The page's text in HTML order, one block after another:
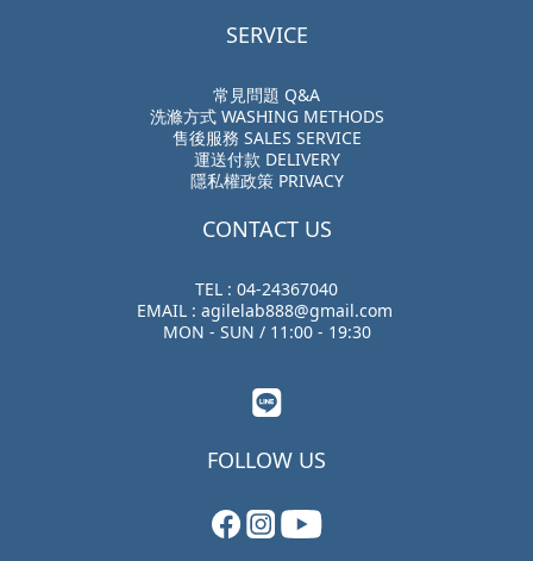
SERVICE
常見問題 Q&A
洗滌方式 WASHING METHODS
售後服務 SALES SERVICE
運送付款 DELIVERY
隱私權政策 PRIVACY
CONTACT US
TEL : 04-24367040
EMAIL : agilelab888@gmail.com
MON - SUN / 11:00 - 19:30
FOLLOW US